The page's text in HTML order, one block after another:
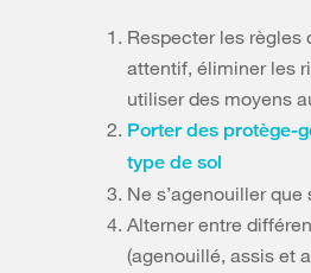
Respecter les règles
attentif, éliminer les
utiliser des moyens
Porter des protège-
type de sol
Ne s’agenouiller
Alterner entre
(agenouillé, assis et